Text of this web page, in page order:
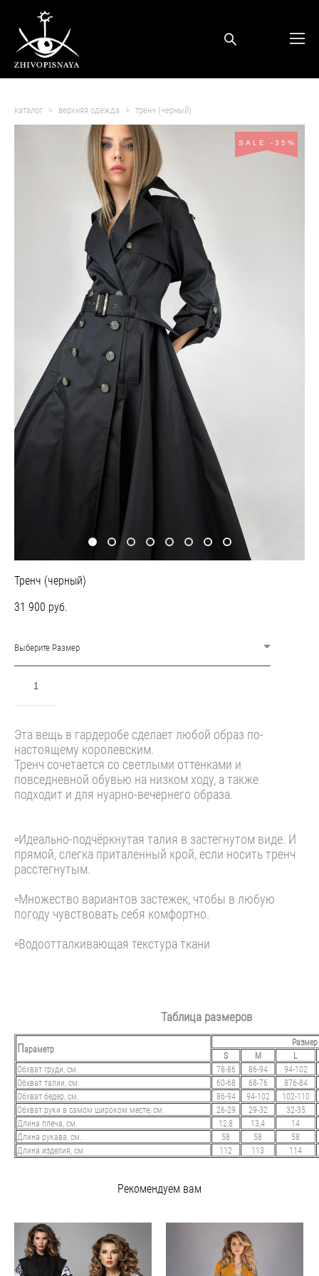
каталог > верхняя одежда > тренч (черный)
SALE -35%
Тренч (черный)
31 900 pуб.
Выберите Размер
Эта вещь в гардеробе сделает любой образ по-
настоящему королевским.
Тренч сочетается со светлыми оттенками и
повседневной обувью на низком ходу, а также
подходит и для нуарно-вечернего образа.
▫️Идеально-подчёркнутая талия в застегнутом виде. И
прямой, слегка приталенный крой, если носить тренч
расстегнутым.
▫️Множество вариантов застежек, чтобы в любую
погоду чувствовать себя комфортно.
▫️Водоотталкивающая текстура ткани
Таблица размеров
Параметр
Размер
S
M
L
Обхват груди, см.
78-86 86-94
94-102
Обхват талии, см.
60-68 68-76
876-84
Обхват бедер, см.
86-94 94-102
102-110
Обхват руки в самом широком месте, см.
26-29 29-32
32-35
Длина плеча, см.
12,8 13,4
14
Длина рукава, см.
58 58
58
Длина изделия, см.
112 113 114
Рекомендуем вам